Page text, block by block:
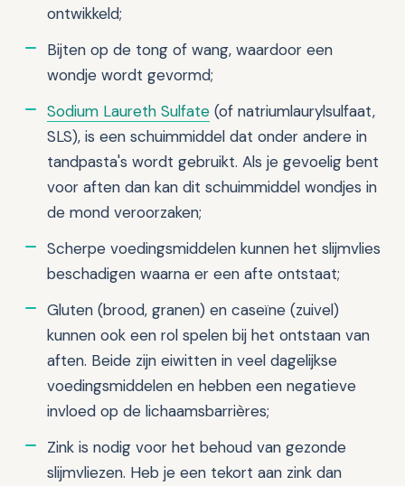
ontwikkeld;
Bijten op de tong of wang, waardoor een
wondje wordt gevormd;
Sodium Laureth Sulfate (of natriumlaurylsulfaat,
SLS), is een schuimmiddel dat onder andere in
tandpasta's wordt gebruikt. Als je gevoelig bent
voor aften dan kan dit schuimmiddel wondjes in
de mond veroorzaken;
Scherpe voedingsmiddelen kunnen het slijmvlies
beschadigen waarna er een afte ontstaat;
Gluten (brood, granen) en caseïne (zuivel)
kunnen ook een rol spelen bij het ontstaan van
aften. Beide zijn eiwitten in veel dagelijkse
voedingsmiddelen en hebben een negatieve
invloed op de lichaamsbarrières;
Zink is nodig voor het behoud van gezonde
slijmvliezen. Heb je een tekort aan zink dan